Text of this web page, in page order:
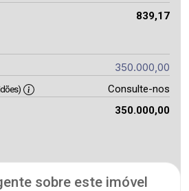
839,17
350.000,00
Consulte-nos
350.000,00
sobre este imóvel